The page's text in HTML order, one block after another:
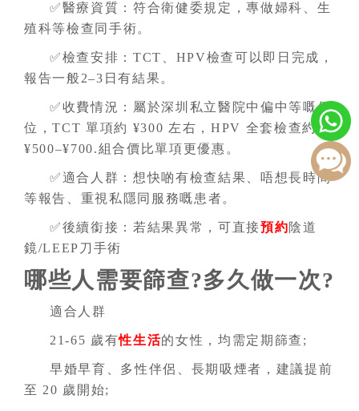
✅醫療資質：符合衛健委規定，專做婦科、生
殖科等檢查同手術。
✅檢查安排：TCT、HPV檢查可以即日完成，
報告一般2–3日有結果。
✅收費情況：屬於深圳私立醫院中偏中等嘅價
位，TCT 單項約 ¥300 左右，HPV 全套檢查約
¥500–¥700.組合價比單項更優惠。
✅適合人群：想快啲有檢查結果、唔想長時間
等報告、重視私隱同服務嘅患者。
✅後續銜接：若結果異常，可直接預約陰道
鏡/LEEP刀手術
哪些人需要篩查?多久做一次?
適合人群
21-65 歲有性生活的女性，均需定期篩查;
早婚早育、多性伴侶、長期吸煙者，建議提前
至 20 歲開始;